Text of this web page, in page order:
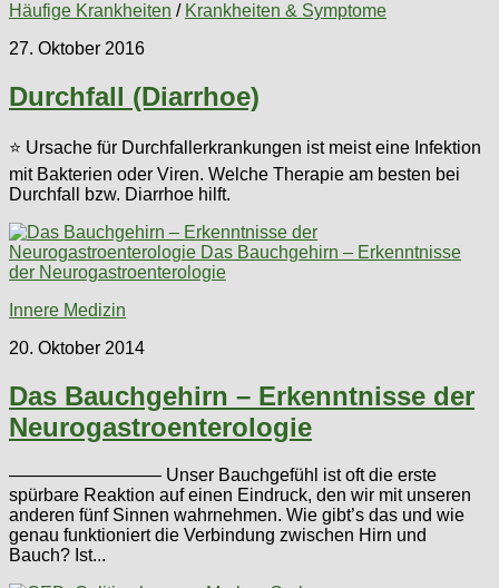
Häufige Krankheiten / Krankheiten & Symptome
27. Oktober 2016
Durchfall (Diarrhoe)
⭐ Ursache für Durchfallerkrankungen ist meist eine Infektion
mit Bakterien oder Viren. Welche Therapie am besten bei
Durchfall bzw. Diarrhoe hilft.
Innere Medizin
20. Oktober 2014
Das Bauchgehirn – Erkenntnisse der
Neurogastroenterologie
————————– Unser Bauchgefühl ist oft die erste
spürbare Reaktion auf einen Eindruck, den wir mit unseren
anderen fünf Sinnen wahrnehmen. Wie gibt’s das und wie
genau funktioniert die Verbindung zwischen Hirn und
Bauch? Ist...